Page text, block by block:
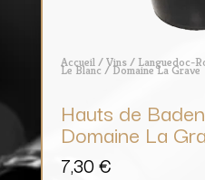
Accueil/Vins/ Languedoc-
Le Blanc / Domaine La Grave
Hauts de
Domaine La
7,30€